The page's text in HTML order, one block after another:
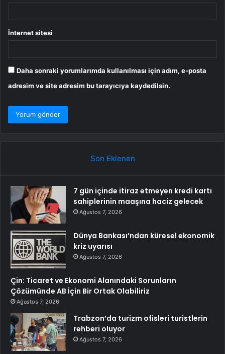
İnternet sitesi
Daha sonraki yorumlarımda kullanılması için adım, e-posta
adresim ve site adresim bu tarayıcıya kaydedilsin.
Son Eklenen
7 gün içinde itiraz etmeyen kredi kartı
sahiplerinin maaşına haciz gelecek
Ağustos 7, 2026
Dünya Bankası’ndan küresel ekonomik
kriz uyarısı
Ağustos 7, 2026
Çin: Ticaret ve Ekonomi Alanındaki Sorunların
Çözümünde AB İçin Bir Ortak Olabiliriz
Ağustos 7, 2026
Trabzon’da turizm ofisleri turistlerin
rehberi oluyor
Ağustos 7, 2026